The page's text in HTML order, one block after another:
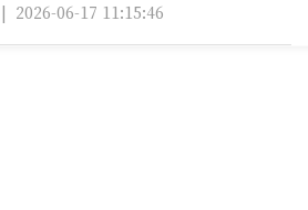
| 2026-06-17 11:15:46